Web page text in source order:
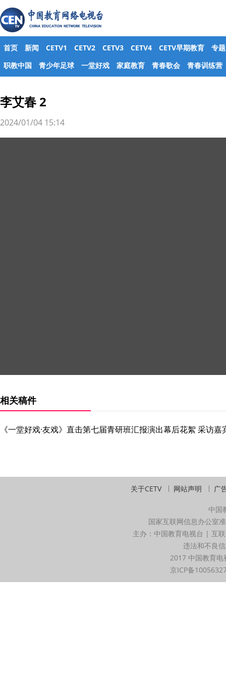
首页 新闻 CETV1 CETV2 CETV3 CETV4 CETV早期教育
专题
职教中国
青少年足球 一堂好戏 家庭教育 青春歌会 青春训练营
李艾春 2
2024/01/04 15:14
相关稿件
《一堂好戏·友戏》直击第七届青研班汇报演出幕后花絮 采访嘉
关于CETV 网站声明 广
中国
国家互联网信息办公室
主办：中国教育电视台 | 互
违法和不良
2017 中国教育
京ICP备